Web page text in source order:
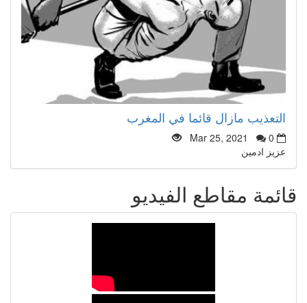
التعذيب مازال قائما في المغرب
Mar 25, 2021
0
عزيز ادمين
قائمة مقاطع الفيديو